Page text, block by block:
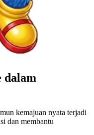
dalam
kemajuan nyata terjadi
dan membantu